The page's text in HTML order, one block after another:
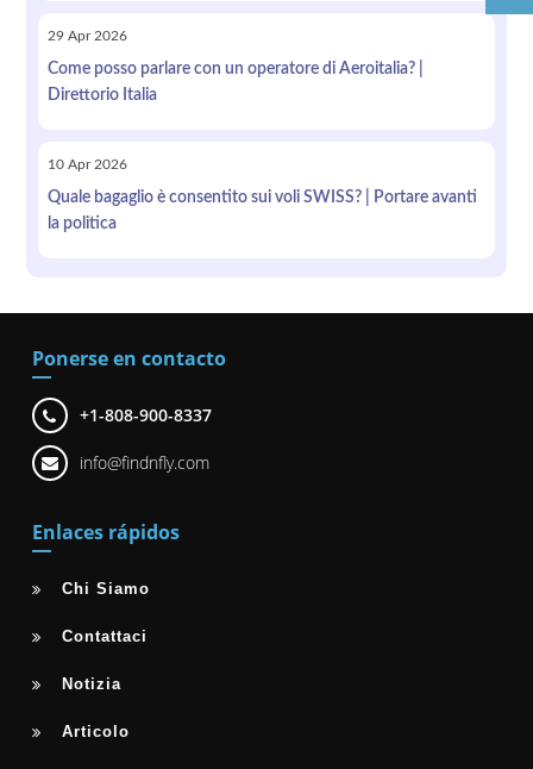
29 Apr 2026
Come posso parlare con un operatore di Aeroitalia? |
Direttorio Italia
10 Apr 2026
Quale bagaglio è consentito sui voli SWISS? | Portare avanti
la politica
Ponerse en contacto
+1-808-900-8337
info@findnfly.com
Enlaces rápidos
Chi Siamo
Contattaci
Notizia
Articolo